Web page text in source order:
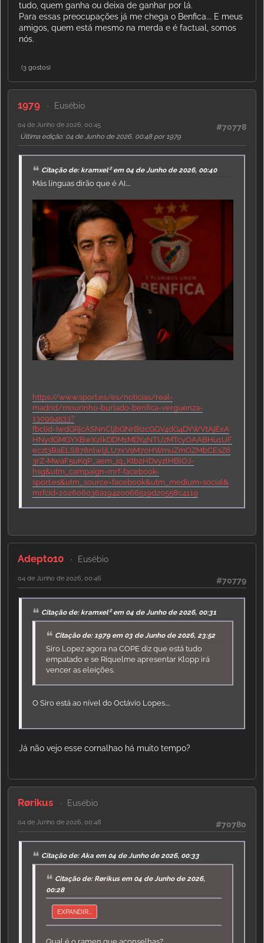
tudo, quem ganha ou deixa de ganhar por lá.
Para essas preocupações já me chega o Benfica... E meus
amigos, quem está mesmo na merda e é factual, somos
nós.
(3 gostos)
1979 Eusébio
#70778
04 de Junho de 2026, 00:45
Última edição: 04 de Junho de 2026, 00:48 por 1979
Citação de: kramxel² em 04 de Junho de 2026, 00:40
Más línguas dirão que é AI....
https://www.sport.es/es/noticias/real-
madrid/mourinho-burlado-benfica-verguenza-
130994533?
fbclid=IwdGRjcASNnCljbGNrBI2cGGV4dG4DYWVtAjExA
HNydGMGYXBwX2lkDDM1MDY4NTUzMTcyOAABHu1UF
eczt3BaELS878nlwljLU7xVsM70HWmuZmOZMbCEsZ6
3rZ-MwaF5uKqP_aem_jq_Ktb2HDvyzlHBlOJ-
hsg&utm_campaign=mrf-facebook-
sport.es&utm_source=facebook&utm_medium=social&
mrfcid=202606036a19420066519d20558c4119
Adepto10 Eusébio
#70779
04 de Junho de 2026, 00:46
Citação de: kramxel² em 04 de Junho de 2026, 00:31
Citação de: 1979 em 03 de Junho de 2026, 23:52
Siro Lopez agora na COPE diz que está tudo
empatado e se Riquelme apresentar Klopp irá
vencer as eleições.
O Siro está ao nível do Octávio Lopes....
Já não vejo esse cornalhao há muito tempo?
Rørikus Eusébio
#70780
04 de Junho de 2026, 00:48
Citação de: Aka em 04 de Junho de 2026, 00:33
Citação de: Rørikus em 04 de Junho de 2026,
00:28
EXPANDIR...